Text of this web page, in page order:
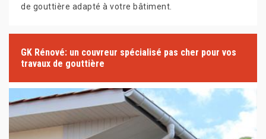
de gouttière adapté à votre bâtiment.
GK Rénové: un couvreur spécialisé pas cher pour vos
travaux de gouttière